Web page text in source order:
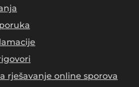
rješavanje online sporova